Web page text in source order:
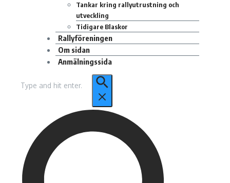
Tankar kring rallyutrustning och
utveckling
Tidigare Blaskor
Rallyföreningen
Om sidan
Anmälningssida
efter: